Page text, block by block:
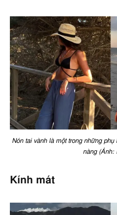
Nón tai vành là một trong những
nàng (Ảnh:
Kính mát